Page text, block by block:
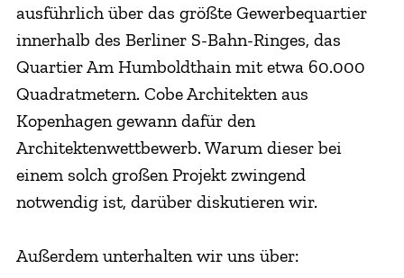
ausführlich über das größte Gewerbequartier
innerhalb des Berliner S-Bahn-Ringes, das
Quartier Am Humboldthain mit etwa 60.000
Quadratmetern. Cobe Architekten aus
Kopenhagen gewann dafür den
Architektenwettbewerb. Warum dieser bei
einem solch großen Projekt zwingend
notwendig ist, darüber diskutieren wir.
Außerdem unterhalten wir uns über: